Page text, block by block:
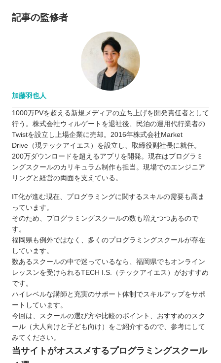
記事の監修者
加藤羽也人
1000万PVを超える新規メディアの立ち上げを開発責任者として
行う。株式会社ウィルゲートを退社後、民泊の運用代行業者の
Twistを設立し上場企業に売却。2016年株式会社Market
Drive（現テックアイエス）を設立し、取締役副社長に就任。
200万ダウンロードを超えるアプリを開発。現在はプログラミ
ングスクールのカリキュラム制作も担当。現場でのエンジニア
リングと経営の両面を支えている。
IT化が進む現在、プログラミングに関するスキルの需要も高ま
っています。
そのため、プログラミングスクールの数も増えつつあるので
す。
福岡県も例外ではなく、多くのプログラミングスクールが存在
しています。
数あるスクールの中で迷っているなら、福岡県でもオンライン
レッスンを受けられるTECH I.S.（テックアイエス）がおすすめ
です。
ハイレベルな講師と充実のサポート体制でスキルアップをサポ
ートしています。
今回は、スクールの選び方や比較のポイント、おすすめのスク
ール（大人向けと子ども向け）をご紹介するので、参考にして
みてください。
当サイトがオススメするプログラミングスクール